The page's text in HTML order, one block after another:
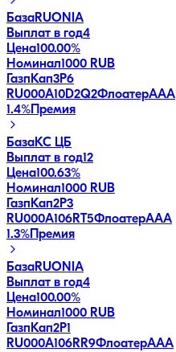
БазаRUONIA
Выплат в год4
Цена100.00%
Номинал1000 RUB
ГазпКап3P6
RU000A10D2Q2ФлоатерAAA
1.4% Премия
БазаКС ЦБ
Выплат в год12
Цена100.63%
Номинал1000 RUB
ГазпКап2P3
RU000A106RT5ФлоатерAAA
1.3% Премия
БазаRUONIA
Выплат в год4
Цена100.00%
Номинал1000 RUB
ГазпКап2P1
RU000A106RR9ФлоатерAAA